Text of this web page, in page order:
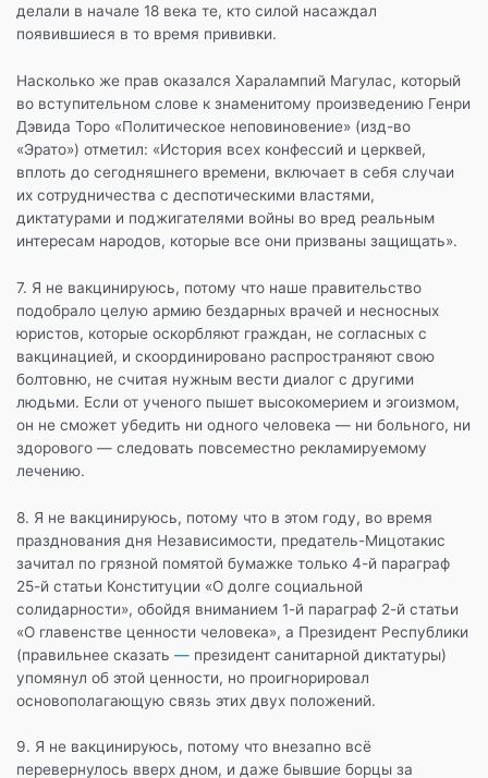
делали в начале 18 века те, кто силой насаждал
появившиеся в то время прививки.
Насколько же прав оказался Харалампий Магулас, который
во вступительном слове к знаменитому произведению Генри
Дэвида Торо «Политическое неповиновение» (изд-во
«Эрато») отметил: «История всех конфессий и церквей,
вплоть до сегодняшнего времени, включает в себя случаи
их сотрудничества с деспотическими властями,
диктатурами и поджигателями войны во вред реальным
интересам народов, которые все они призваны защищать».
7. Я не вакцинируюсь, потому что наше правительство
подобрало целую армию бездарных врачей и несносных
юристов, которые оскорбляют граждан, не согласных с
вакцинацией, и скоординировано распространяют свою
болтовню, не считая нужным вести диалог с другими
людьми. Если от ученого пышет высокомерием и эгоизмом,
он не сможет убедить ни одного человека — ни больного, ни
здорового — следовать повсеместно рекламируемому
лечению.
8. Я не вакцинируюсь, потому что в этом году, во время
празднования дня Независимости, предатель-Мицотакис
зачитал по грязной помятой бумажке только 4-й параграф
25-й статьи Конституции «О долге социальной
солидарности», обойдя вниманием 1-й параграф 2-й статьи
«О главенстве ценности человека», а Президент Республики
(правильнее сказать — президент санитарной диктатуры)
упомянул об этой ценности, но проигнорировал
основополагающую связь этих двух положений.
9. Я не вакцинируюсь, потому что внезапно всё
перевернулось вверх дном, и даже бывшие борцы за